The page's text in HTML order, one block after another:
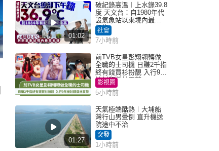
01:02
破紀錄高溫︱上水錄39.8
度 天文台：自1980年代
設氣象站以來境內最高
紀錄
社會
7小時前
前TVB女星彭翔翎轉做
全職的士司機 日賺2千指
終有錢買衫扮靚 入行9年
被封翻版林夏薇
影視圈
5小時前
01:27
天氣極端酷熱︱大埔船
灣行山男暈倒 直升機送
院途中不治
突發
1小時前